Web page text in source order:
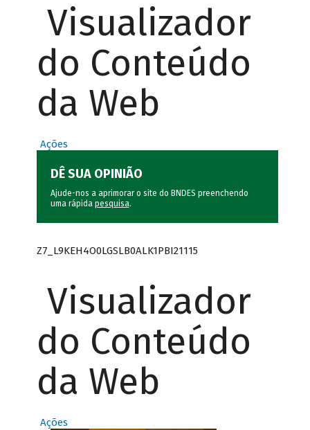
Visualizador
do Conteúdo
da Web
Ações
DÊ SUA OPINIÃO
Ajude-nos a aprimorar o site do BNDES preenchendo
uma rápida pesquisa.
Z7_L9KEH4O0LGSLB0ALK1PBI21115
Visualizador
do Conteúdo
da Web
Ações